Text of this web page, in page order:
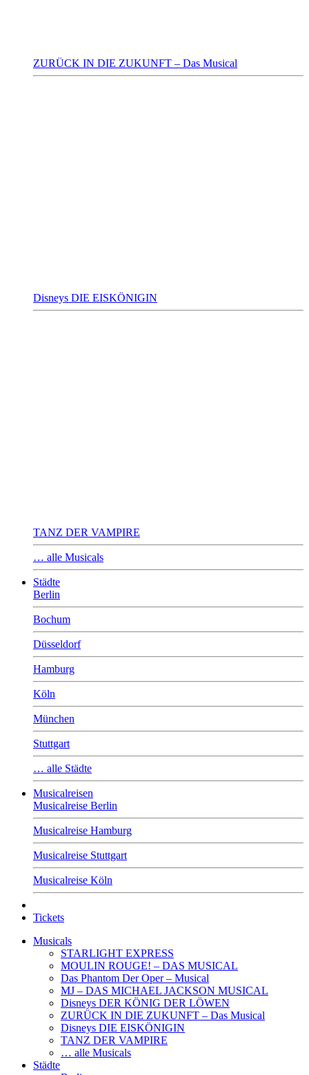
ZURÜCK IN DIE ZUKUNFT – Das Musical
Disneys DIE EISKÖNIGIN
TANZ DER VAMPIRE
… alle Musicals
Städte
Berlin
Bochum
Düsseldorf
Hamburg
Köln
München
Stuttgart
… alle Städte
Musicalreisen
Musicalreise Berlin
Musicalreise Hamburg
Musicalreise Stuttgart
Musicalreise Köln
Tickets
Musicals
STARLIGHT EXPRESS
MOULIN ROUGE! – DAS MUSICAL
Das Phantom Der Oper – Musical
MJ – DAS MICHAEL JACKSON MUSICAL
Disneys DER KÖNIG DER LÖWEN
ZURÜCK IN DIE ZUKUNFT – Das Musical
Disneys DIE EISKÖNIGIN
TANZ DER VAMPIRE
… alle Musicals
Städte